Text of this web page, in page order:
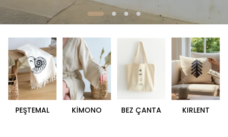
PEŞTEMAL KİMONO BEZ ÇANTA KIRLENT